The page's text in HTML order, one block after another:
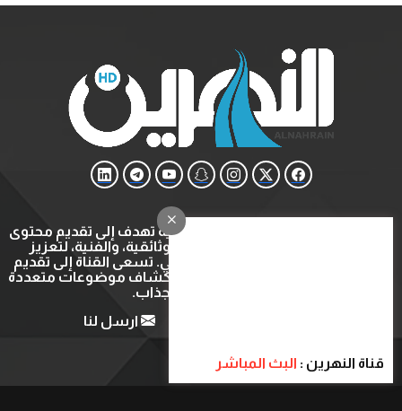
قناة النهرين : البث المباشر
قناة النهرين هي قناة ثقافية وتعليمية تهدف إلى تقديم محتوى
متنوع يشمل البرامج التعليمية، الوثائقية، والفنية، لتعزيز
المعرفة والتثقيف في المجتمع العربي. تسعى القناة إلى تقديم
تجربة مشاهدة ثرية ومفيدة عبر استكشاف موضوعات متعددة
بأسلوب شيق وجذاب.
ارسل لنا